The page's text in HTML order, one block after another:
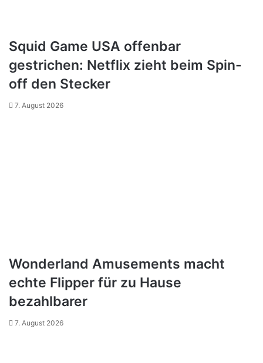
Squid Game USA offenbar
gestrichen: Netflix zieht beim Spin-
off den Stecker
7. August 2026
Wonderland Amusements macht
echte Flipper für zu Hause
bezahlbarer
7. August 2026